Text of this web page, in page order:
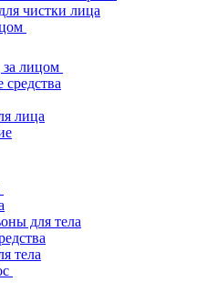
чистки лица
за лицом
лица
для тела
тела